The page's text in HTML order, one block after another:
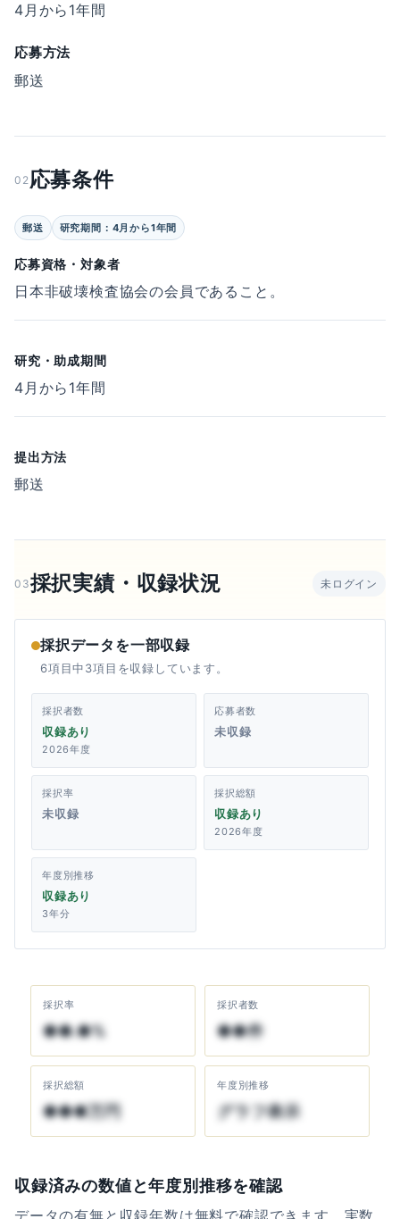
4月から1年間
応募方法
郵送
02 応募条件
郵送 研究期間：4月から1年間
応募資格・対象者
日本非破壊検査協会の会員であること。
研究・助成期間
4月から1年間
提出方法
郵送
03採択実績・収録状況 未ログイン
採択データを一部収録
6項目中3項目を収録しています。
採択者数
収録あり
2026年度
応募者数
未収録
採択率
未収録
採択総額
収録あり
2026年度
年度別推移
収録あり
3年分
採択率
●●.●%
採択者数
●●件
採択総額
●●●万円
年度別推移
グラフ表示
収録済みの数値と年度別推移を確認
データの有無と収録年数は無料で確認できます。実数